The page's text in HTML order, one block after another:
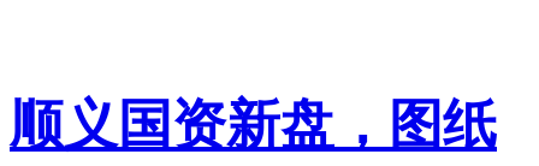
顺义国资新盘，图纸